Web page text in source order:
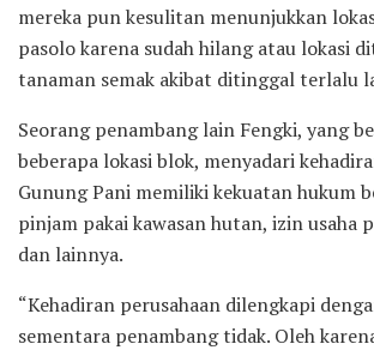
mereka pun kesulitan menunjukkan
pasolo karena sudah hilang atau lokasi
tanaman semak akibat ditinggal terlalu
Seorang penambang lain Fengki, yang
beberapa lokasi blok, menyadari
Gunung Pani memiliki kekuatan hukum
pinjam pakai kawasan hutan, izin usaha
dan lainnya.
“Kehadiran perusahaan dilengkapi
sementara penambang tidak. Oleh